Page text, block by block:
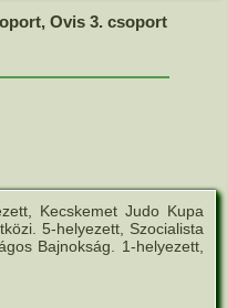
Ovis 3. csoport
Kecskemet Judo Kupa
5-helyezett, Szocialista
Bajnokság. 1-helyezett,